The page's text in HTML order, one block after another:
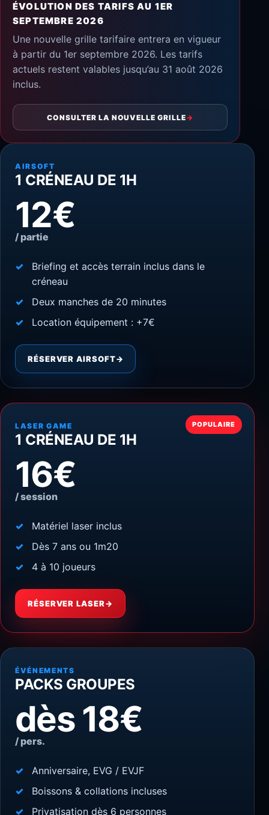
ÉVOLUTION DES TARIFS AU 1ER
SEPTEMBRE 2026
Une nouvelle grille tarifaire entrera en vigueur
à partir du 1er septembre 2026. Les tarifs
actuels restent valables jusqu’au 31 août 2026
inclus.
CONSULTER LA NOUVELLE GRILLE→
AIRSOFT
1 CRÉNEAU DE 1H
12€
/ partie
Briefing et accès terrain inclus dans le
créneau
Deux manches de 20 minutes
Location équipement : +7€
RÉSERVER AIRSOFT→
POPULAIRE
LASER GAME
1 CRÉNEAU DE 1H
16€
/ session
Matériel laser inclus
Dès 7 ans ou 1m20
4 à 10 joueurs
RÉSERVER LASER→
ÉVÉNEMENTS
PACKS GROUPES
dès 18€
/ pers.
Anniversaire, EVG / EVJF
Boissons & collations incluses
Privatisation dès 6 personnes